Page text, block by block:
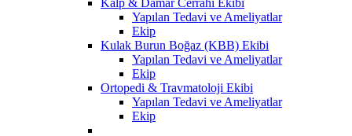
Yapılan Tedavi ve Ameliyatlar
Ekip
Kulak Burun Boğaz (KBB) Ekibi
Yapılan Tedavi ve Ameliyatlar
Ekip
Ortopedi & Travmatoloji Ekibi
Yapılan Tedavi ve Ameliyatlar
Ekip